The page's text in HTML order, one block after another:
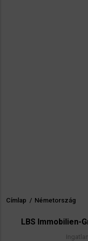
Morzsa
Címlap / Németország
LBS Immobilien-